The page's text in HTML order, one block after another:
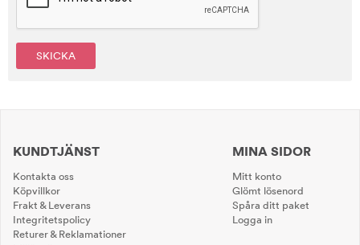
SKICKA
KUNDTJÄNST
Kontakta oss
Köpvillkor
Frakt & Leverans
Integritetspolicy
Returer & Reklamationer
MINA SIDOR
Mitt konto
Glömt lösenord
Spåra ditt paket
Logga in